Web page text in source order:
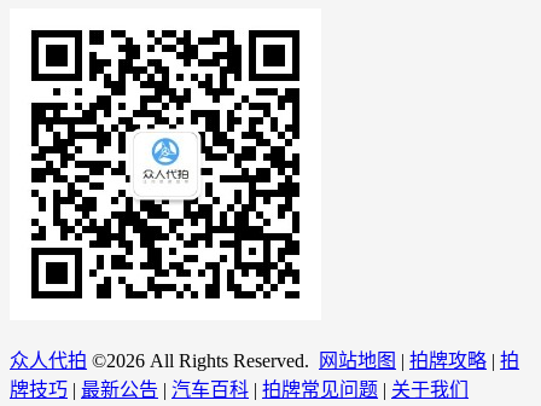
众人代拍 ©2026 All Rights Reserved. 网站地图 | 拍牌攻略 | 拍
牌技巧 | 最新公告 | 汽车百科 | 拍牌常见问题 | 关于我们